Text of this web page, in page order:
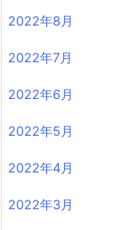
2022年8月
2022年7月
2022年6月
2022年5月
2022年4月
2022年3月